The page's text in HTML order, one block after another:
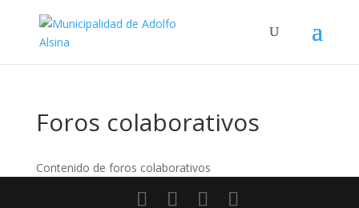
Foros colaborativos
Contenido de foros colaborativos